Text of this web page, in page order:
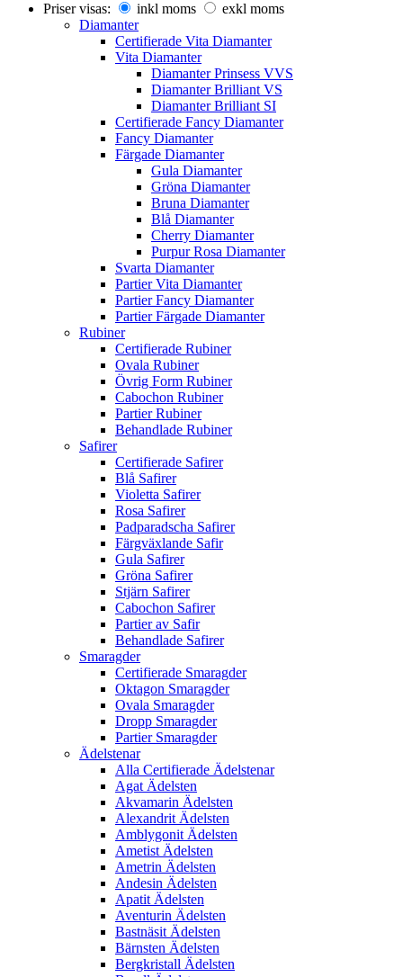
Priser visas: inkl moms
exkl moms
Diamanter
Certifierade Vita Diamanter
Vita Diamanter
Diamanter Prinsess VVS
Diamanter Brilliant VS
Diamanter Brilliant SI
Certifierade Fancy Diamanter
Fancy Diamanter
Färgade Diamanter
Gula Diamanter
Gröna Diamanter
Bruna Diamanter
Blå Diamanter
Cherry Diamanter
Purpur Rosa Diamanter
Svarta Diamanter
Partier Vita Diamanter
Partier Fancy Diamanter
Partier Färgade Diamanter
Rubiner
Certifierade Rubiner
Ovala Rubiner
Övrig Form Rubiner
Cabochon Rubiner
Partier Rubiner
Behandlade Rubiner
Safirer
Certifierade Safirer
Blå Safirer
Violetta Safirer
Rosa Safirer
Padparadscha Safirer
Färgväxlande Safir
Gula Safirer
Gröna Safirer
Stjärn Safirer
Cabochon Safirer
Partier av Safir
Behandlade Safirer
Smaragder
Certifierade Smaragder
Oktagon Smaragder
Ovala Smaragder
Dropp Smaragder
Partier Smaragder
Ädelstenar
Alla Certifierade Ädelstenar
Agat Ädelsten
Akvamarin Ädelsten
Alexandrit Ädelsten
Amblygonit Ädelsten
Ametist Ädelsten
Ametrin Ädelsten
Andesin Ädelsten
Apatit Ädelsten
Aventurin Ädelsten
Bastnäsit Ädelsten
Bärnsten Ädelsten
Bergkristall Ädelsten